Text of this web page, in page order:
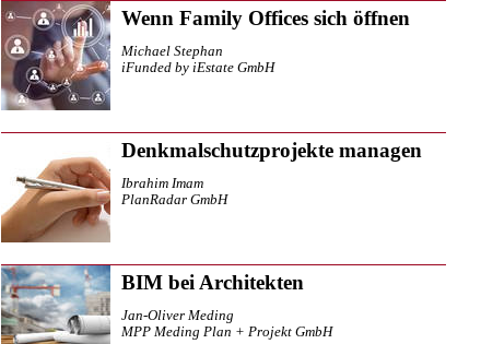
Wenn Family Offices sich öffnen
Michael Stephan
iFunded by iEstate GmbH
Denkmalschutzprojekte managen
Ibrahim Imam
PlanRadar GmbH
BIM bei Architekten
Jan-Oliver Meding
MPP Meding Plan + Projekt GmbH